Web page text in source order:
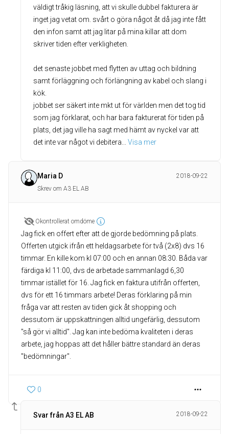
väldigt tråkig läsning, att vi skulle dubbel fakturera är
inget jag vetat om. svårt o göra något åt då jag inte fått
den infon samt att jag litar på mina killar att dom
skriver tiden efter verkligheten.
det senaste jobbet med flytten av uttag och bildning
samt förläggning och förlängning av kabel och slang i
kök.
jobbet ser säkert inte mkt ut för världen men det tog tid
som jag förklarat, och har bara fakturerat för tiden på
plats, det jag ville ha sagt med hämt av nyckel var att
det inte var något vi debitera
Visa mer
Maria D
2018-09-22
Skrev om A3 EL AB
Okontrollerat omdöme
Jag fick en offert efter att de gjorde bedömning på plats.
Offerten utgick ifrån ett heldagsarbete för två (2x8) dvs 16
timmar. En kille kom kl 07:00 och en annan 08:30. Båda var
färdiga kl 11:00, dvs de arbetade sammanlagd 6,30
timmar istället för 16. Jag fick en faktura utifrån offerten,
dvs för ett 16 timmars arbete! Deras förklaring på min
fråga var att resten av tiden gick åt shopping och
dessutom är uppskattningen alltid ungefärlig, dessutom
"så gör vi alltid". Jag kan inte bedöma kvaliteten i deras
arbete, jag hoppas att det håller bättre standard än deras
"bedömningar".
0
Svar från A3 EL AB 2018-09-22